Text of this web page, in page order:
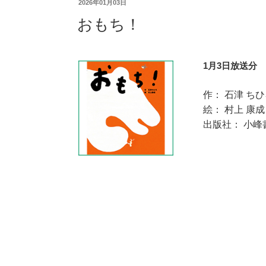
2026年01月03日
おもち！
1月3日放送分
作： 石津 ちひ
絵： 村上 康成
出版社： 小峰